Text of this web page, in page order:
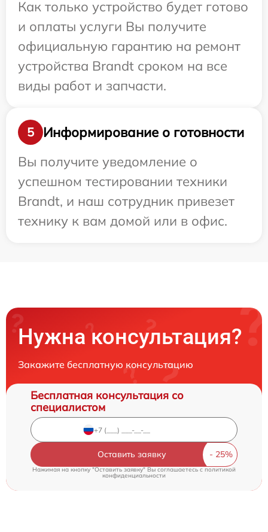
Как только устройство будет готово
и оплаты услуги Вы получите
официальную гарантию на ремонт
устройства Brandt сроком на все
виды работ и запчасти.
5
Информирование о готовности
Вы получите уведомление о
успешном тестировании техники
Brandt, и наш сотрудник привезет
технику к вам домой или в офис.
Нужна консультация?
Закажите бесплатную консультацию
Бесплатная консультация со
специалистом
Оставить заявку
Нажимая на кнопку "Оставить заявку" Вы соглашаетесь cполитикой
конфиденциальности